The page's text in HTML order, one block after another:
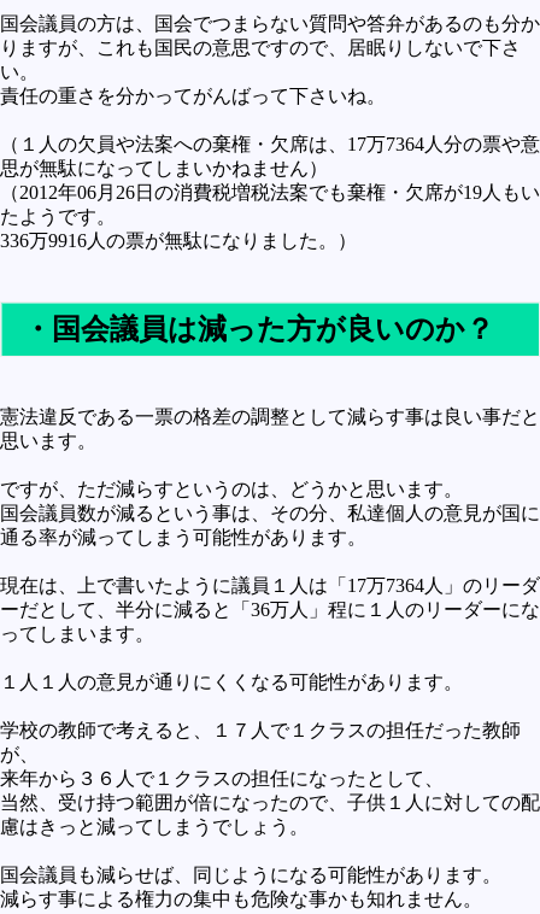
国会議員の方は、国会でつまらない質問や答弁があるのも分か
りますが、これも国民の意思ですので、居眠りしないで下さ
い。
責任の重さを分かってがんばって下さいね。
（１人の欠員や法案への棄権・欠席は、17万7364人分の票や意
思が無駄になってしまいかねません）
（2012年06月26日の消費税増税法案でも棄権・欠席が19人もい
たようです。
336万9916人の票が無駄になりました。）
・国会議員は減った方が良いのか？
憲法違反である一票の格差の調整として減らす事は良い事だと
思います。
ですが、ただ減らすというのは、どうかと思います。
国会議員数が減るという事は、その分、私達個人の意見が国に
通る率が減ってしまう可能性があります。
現在は、上で書いたように議員１人は「17万7364人」のリーダ
ーだとして、半分に減ると「36万人」程に１人のリーダーにな
ってしまいます。
１人１人の意見が通りにくくなる可能性があります。
学校の教師で考えると、１７人で１クラスの担任だった教師
が、
来年から３６人で１クラスの担任になったとして、
当然、受け持つ範囲が倍になったので、子供１人に対しての配
慮はきっと減ってしまうでしょう。
国会議員も減らせば、同じようになる可能性があります。
減らす事による権力の集中も危険な事かも知れません。